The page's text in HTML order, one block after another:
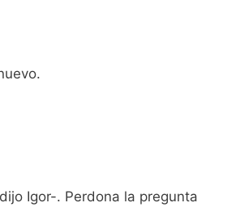
Igor-. Perdona la pregunta